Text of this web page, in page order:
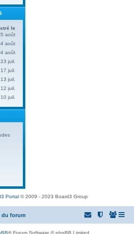
le
août
août
août
23 juil.
17 juil.
13 juil.
12 juil.
10 juil.
Portal© 2009 - 2023 Board3 Group
du forum
® Forum Software © phpBB Limited